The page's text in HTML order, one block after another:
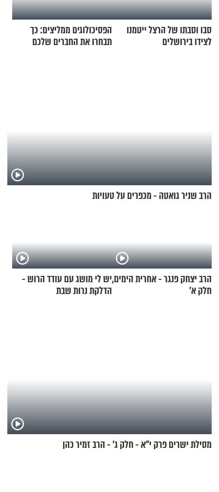
סבו וסבתו של הרצל ייטמנו
לצידו בירושלים
הפסיכולוגים ממליצים: כך
תבחרו את החברים שלכם
הרב שניר גואטה - מכפרים על טעויות
הרב יצחק פנגר - אחרית הימים,
חלק א’
יש לי מושג עם עודד הרוש -
הדלקת נרות שבת
מסילת ישרים פרק י"א - חלק ג’ - הרב זמיר כהן